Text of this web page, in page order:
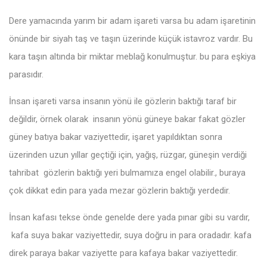
Dere yamacında yarım bir adam işareti varsa bu adam işaretinin
önünde bir siyah taş ve taşın üzerinde küçük istavroz vardır. Bu
kara taşın altında bir miktar meblağ konulmuştur. bu para eşkiya
parasıdır.
İnsan işareti varsa insanın yönü ile gözlerin baktığı taraf bir
değildir, örnek olarak insanın yönü güneye bakar fakat gözler
güney batıya bakar vaziyettedir, işaret yapıldıktan sonra
üzerinden uzun yıllar geçtiği için, yağış, rüzgar, güneşin verdiği
tahribat gözlerin baktığı yeri bulmamıza engel olabilir., buraya
çok dikkat edin para yada mezar gözlerin baktığı yerdedir.
İnsan kafası tekse önde genelde dere yada pınar gibi su vardır,
kafa suya bakar vaziyettedir, suya doğru in para oradadır. kafa
direk paraya bakar vaziyette para kafaya bakar vaziyettedir.